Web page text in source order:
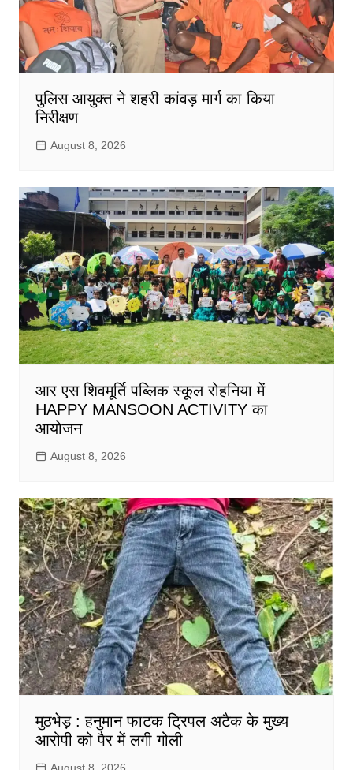
पुलिस आयुक्त ने शहरी कांवड़ मार्ग का किया
निरीक्षण
August 8, 2026
आर एस शिवमूर्ति पब्लिक स्कूल रोहनिया में
HAPPY MANSOON ACTIVITY का
आयोजन
August 8, 2026
मुठभेड़ : हनुमान फाटक ट्रिपल अटैक के मुख्य
आरोपी को पैर में लगी गोली